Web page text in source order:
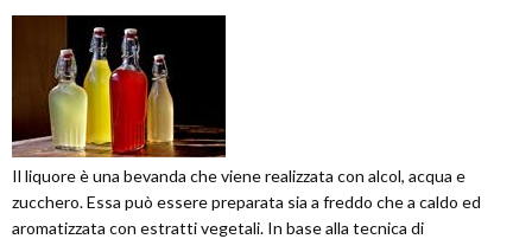
Il liquore è una bevanda che viene realizzata con alcol, acqua e
zucchero. Essa può essere preparata sia a freddo che a caldo ed
aromatizzata con estratti vegetali. In base alla tecnica di